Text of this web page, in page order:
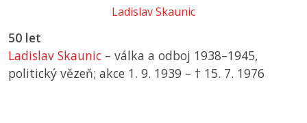
Ladislav Skaunic
50 let
Ladislav Skaunic – válka a odboj 1938–1945,
politický vězeň; akce 1. 9. 1939 – † 15. 7. 1976